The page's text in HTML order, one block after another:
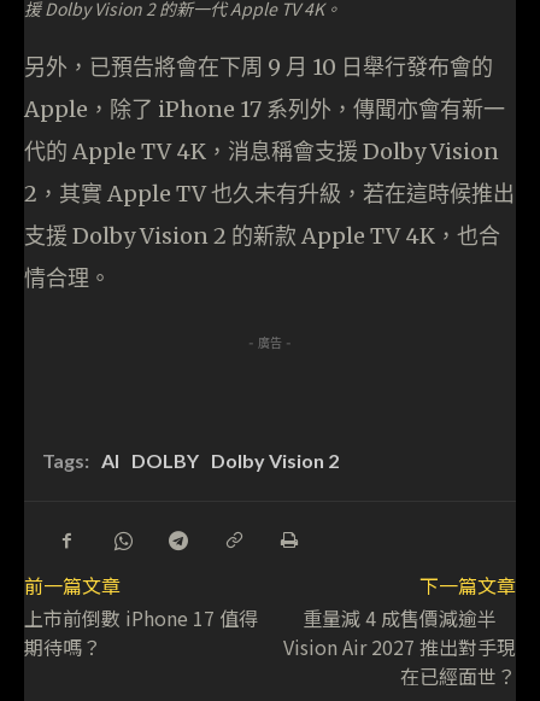
援 Dolby Vision 2 的新一代 Apple TV 4K。
另外，已預告將會在下周 9 月 10 日舉行發布會的
Apple，除了 iPhone 17 系列外，傳聞亦會有新一
代的 Apple TV 4K，消息稱會支援 Dolby Vision
2，其實 Apple TV 也久未有升級，若在這時候推出
支援 Dolby Vision 2 的新款 Apple TV 4K，也合
情合理。
- 廣告 -
Tags: AI DOLBY Dolby Vision 2
前一篇文章
上市前倒數 iPhone 17 值得
期待嗎？
下一篇文章
重量減 4 成售價減逾半
Vision Air 2027 推出對手現
在已經面世？